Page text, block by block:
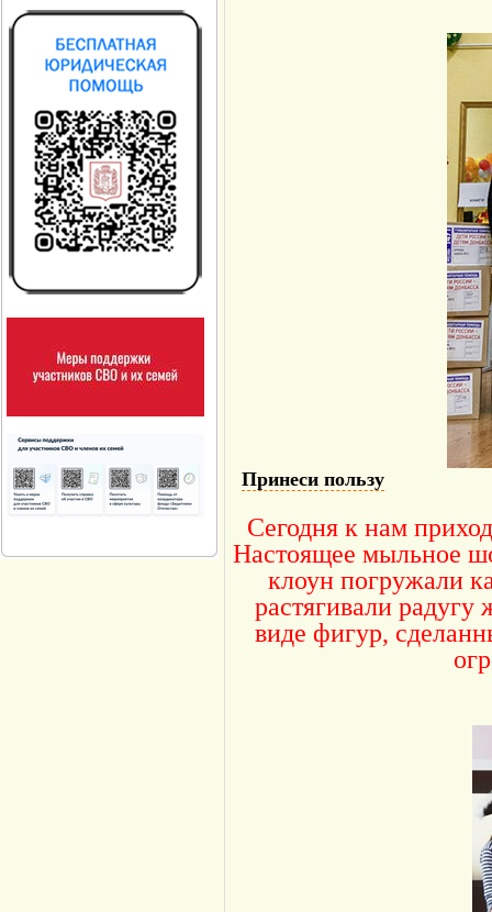
Принеси пользу
Сегодня к нам
Настоящее мыльное
клоун погружали
растягивали
виде фигур,